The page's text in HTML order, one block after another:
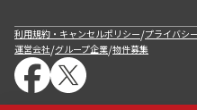
利用規約・キャンセルポリシー/プライバシ
運営会社/グループ企業/物件募集